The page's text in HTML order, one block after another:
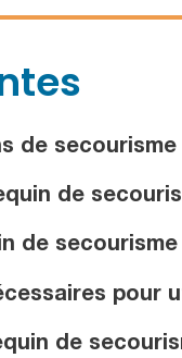
de
de
de
pour
de